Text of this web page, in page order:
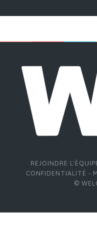
REJOINDRE
CONFIDENTIALITÉ -
©